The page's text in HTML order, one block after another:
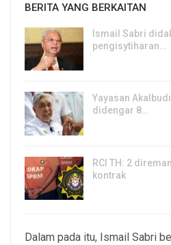
BERITA YANG BERKAITAN
Ismail Sabri
pengisytiharan…
Yayasan
didengar 8…
RCI TH: 2
kontrak
Dalam pada itu, Ismail Sabri